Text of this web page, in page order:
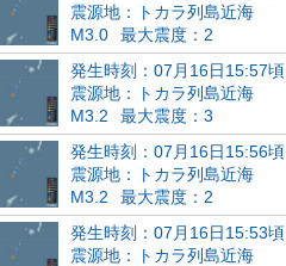
震源地：トカラ列島近海
M3.0
最大震度：2
発生時刻：07月16日15:57頃
震源地：トカラ列島近海
M3.2
最大震度：3
発生時刻：07月16日15:56頃
震源地：トカラ列島近海
M3.2
最大震度：2
発生時刻：07月16日15:53頃
震源地：トカラ列島近海